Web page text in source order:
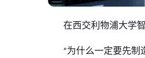
在西交利物浦大学
“为什么一定要先